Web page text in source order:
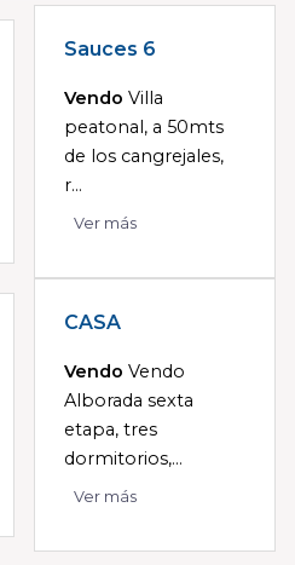
Sauces 6
Vendo Villa
peatonal, a 50mts
de los cangrejales,
r...
Ver más
CASA
Vendo Vendo
Alborada sexta
etapa, tres
dormitorios,...
Ver más